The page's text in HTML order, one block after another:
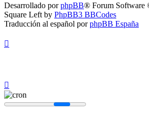
Desarrollado porphpBB® Forum Software
Square Left by PhpBB3 BBCodes
Traducción al español porphpBB España